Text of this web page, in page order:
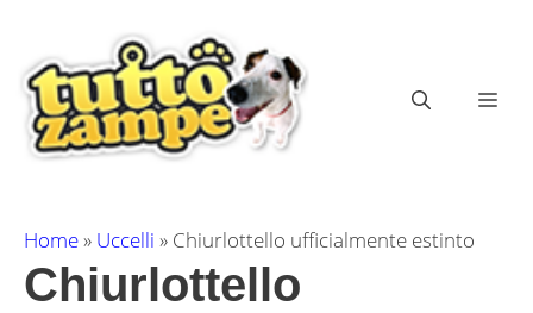
contenuto
Home» Uccelli » Chiurlottello ufficialmente estinto
Chiurlottello